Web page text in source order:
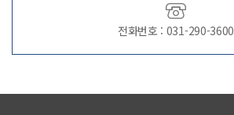
전화번호 : 031-290-3600